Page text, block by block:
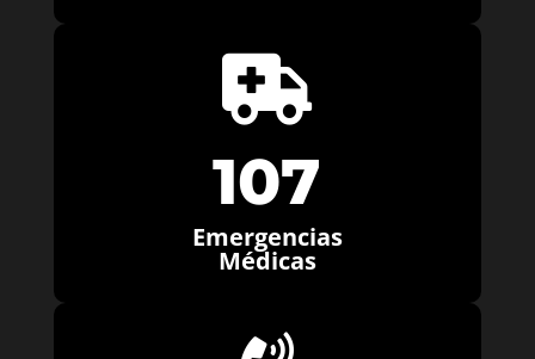

107
Emergencias
Médicas